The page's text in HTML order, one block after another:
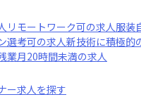
リモートワーク可の求人服装
選考可の求人新技術に積極的
業月20時間未満の求人
ー求人を探す